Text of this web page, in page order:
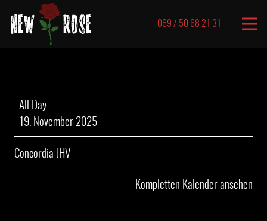
069 / 50 68 21 31
geschlossene
Gesellschaft
All Day
19. November 2025
Concordia JHV
Kompletten Kalender ansehen